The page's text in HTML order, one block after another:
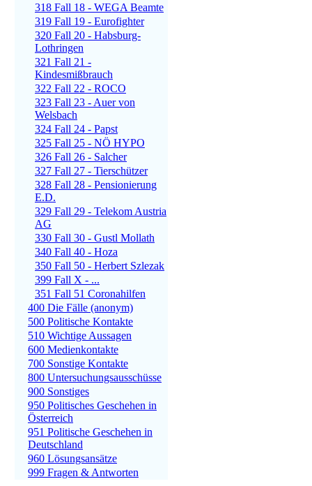
318 Fall 18 - WEGA Beamte
319 Fall 19 - Eurofighter
320 Fall 20 - Habsburg-
Lothringen
321 Fall 21 -
Kindesmißbrauch
322 Fall 22 - ROCO
323 Fall 23 - Auer von
Welsbach
324 Fall 24 - Papst
325 Fall 25 - NÖ HYPO
326 Fall 26 - Salcher
327 Fall 27 - Tierschützer
328 Fall 28 - Pensionierung
E.D.
329 Fall 29 - Telekom Austria
AG
330 Fall 30 - Gustl Mollath
340 Fall 40 - Hoza
350 Fall 50 - Herbert Szlezak
399 Fall X - ...
351 Fall 51 Coronahilfen
400 Die Fälle (anonym)
500 Politische Kontakte
510 Wichtige Aussagen
600 Medienkontakte
700 Sonstige Kontakte
800 Untersuchungsausschüsse
900 Sonstiges
950 Politisches Geschehen in
Österreich
951 Politische Geschehen in
Deutschland
960 Lösungsansätze
999 Fragen & Antworten